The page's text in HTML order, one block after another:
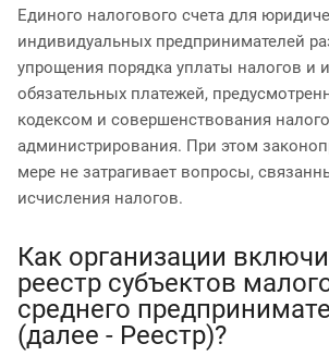
Единого налогового счета для
индивидуальных предпринимателей
упрощения порядка уплаты налогов и
обязательных платежей,
кодексом и совершенствования
администрирования. При этом
мере не затрагивает вопросы,
исчисления налогов.
Как организации
реестр субъектов
среднего
(далее - Реестр)?